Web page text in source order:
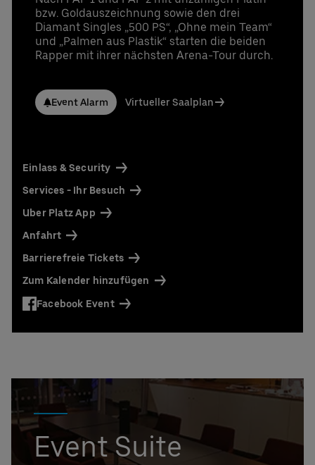
bzw. Goldauszeichnung sowie den drei
Diamant Singles „500 PS“, „Ohne mein Team“
und „Palmen aus Plastik“ starten die beiden
Rapper mit ihrer nächsten Arena-Tour durch.
Event Alarm Virtueller Saalplan
Einlass & Security
Services - Ihr Besuch
Uber Platz App
Anfahrt
Barrierefreie Tickets
Zum Kalender hinzufügen
Facebook Event
Event Suite